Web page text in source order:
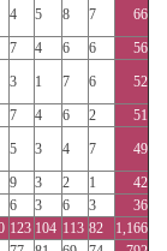
4 5 8 7
66
7 4 6 6
56
3 1 7 6
52
7 4 6 2
51
5 3 4 7
49
9 3 2 1
42
6 3 6 3
36
123 104 113 82
1,166